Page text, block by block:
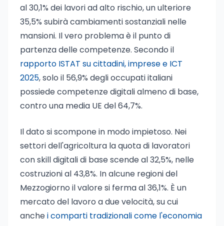
al 30,1% dei lavori ad alto rischio, un ulteriore
35,5% subirà cambiamenti sostanziali nelle
mansioni. Il vero problema è il punto di
partenza delle competenze. Secondo il
rapporto ISTAT su cittadini, imprese e ICT
2025, solo il 56,9% degli occupati italiani
possiede competenze digitali almeno di base,
contro una media UE del 64,7%.
Il dato si scompone in modo impietoso. Nei
settori dell'agricoltura la quota di lavoratori
con skill digitali di base scende al 32,5%, nelle
costruzioni al 43,8%. In alcune regioni del
Mezzogiorno il valore si ferma al 36,1%. È un
mercato del lavoro a due velocità, su cui
anchei comparti tradizionali come l'economia